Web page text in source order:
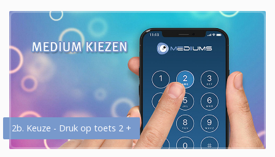
2b. Keuze - Druk op toets 2 +